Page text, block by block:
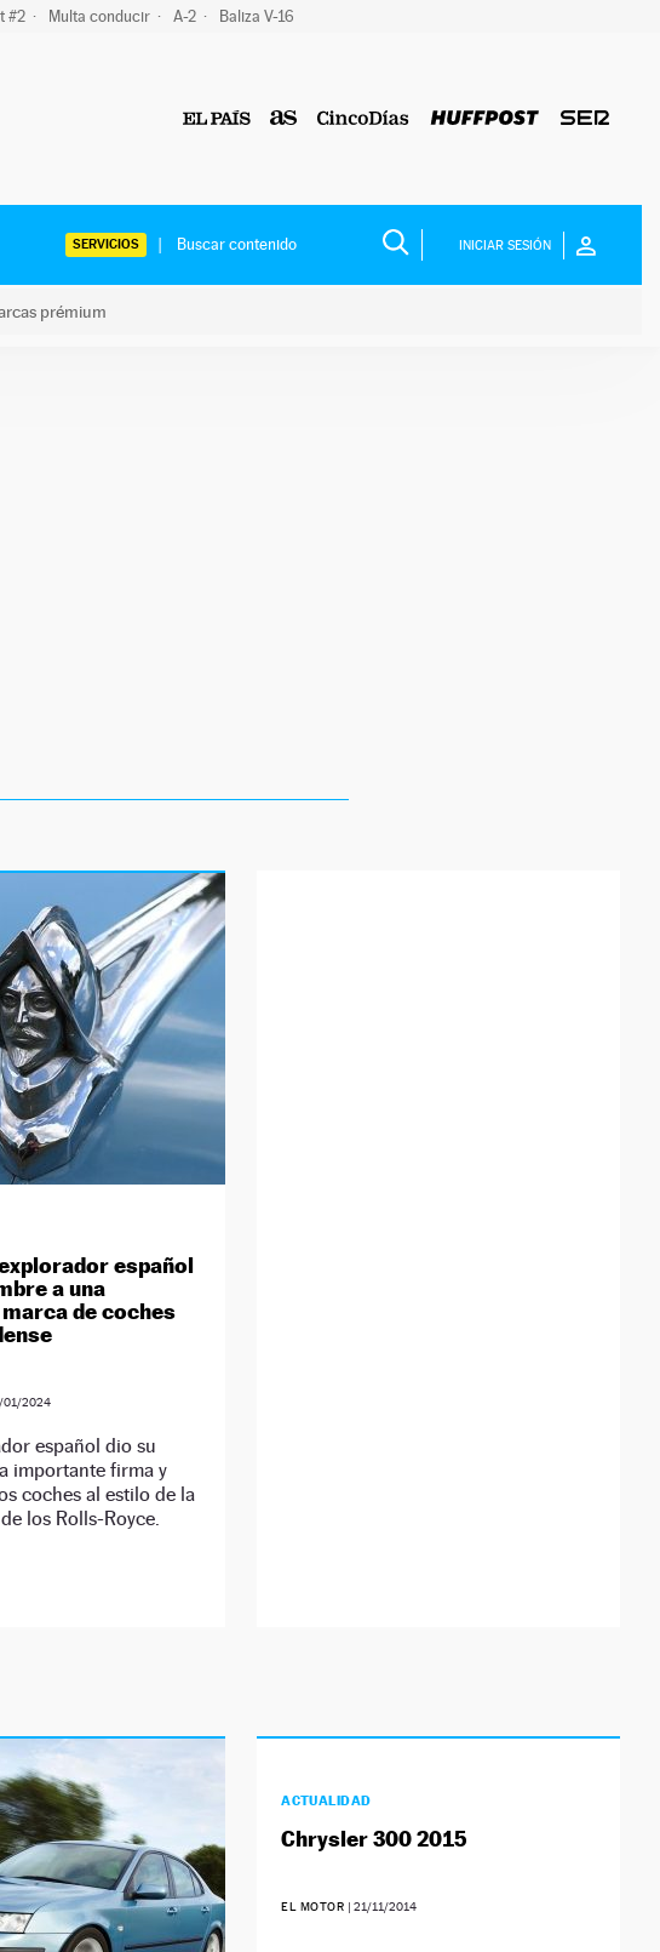
#2 Multa conducir A-2 Baliza V-16
SERVICIOS INICIAR SESIÓN
prémium
español
a una
de coches
01/2024
español dio su
importante firma y
coches al estilo de la
los Rolls-Royce.
ACTUALIDAD
Chrysler 300 2015
EL MOTOR | 21/11/2014